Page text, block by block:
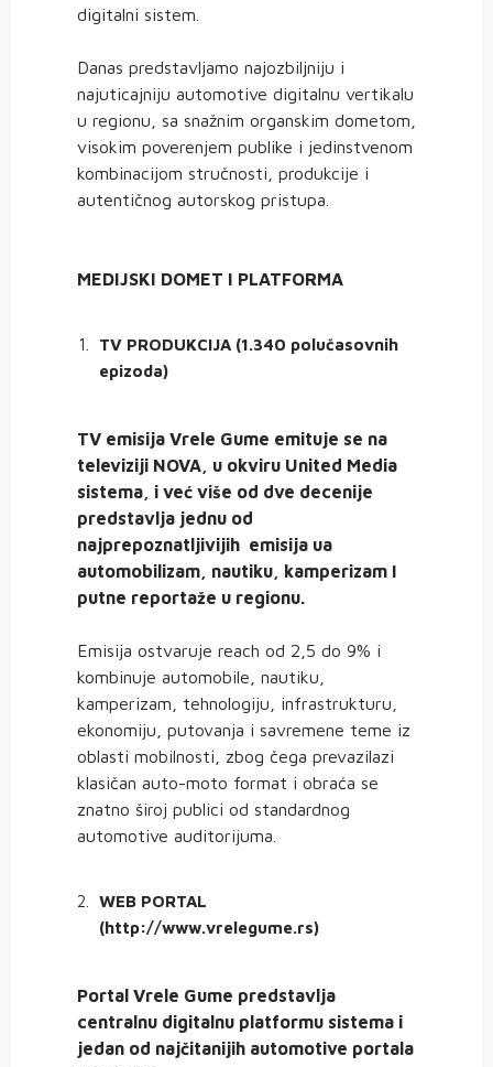
digitalni sistem.
Danas predstavljamo najozbiljniju i
najuticajniju automotive digitalnu vertikalu
u regionu, sa snažnim organskim dometom,
visokim poverenjem publike i jedinstvenom
kombinacijom stručnosti, produkcije i
autentičnog autorskog pristupa.
MEDIJSKI DOMET I PLATFORMA
TV PRODUKCIJA (1.340 polučasovnih
epizoda)
TV emisija Vrele Gume emituje se na
televiziji NOVA, u okviru United Media
sistema, i već više od dve decenije
predstavlja jednu od
najprepoznatljivijih emisija ua
automobilizam, nautiku, kamperizam I
putne reportaže u regionu.
Emisija ostvaruje reach od 2,5 do 9% i
kombinuje automobile, nautiku,
kamperizam, tehnologiju, infrastrukturu,
ekonomiju, putovanja i savremene teme iz
oblasti mobilnosti, zbog čega prevazilazi
klasičan auto-moto format i obraća se
znatno široj publici od standardnog
automotive auditorijuma.
WEB PORTAL
(http://www.vrelegume.rs)
Portal Vrele Gume predstavlja
centralnu digitalnu platformu sistema i
jedan od najčitanijih automotive portala